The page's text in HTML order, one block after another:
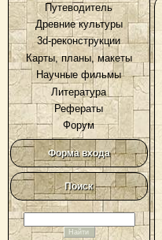
Путеводитель
Древние культуры
3d-реконструкции
Карты, планы, макеты
Научные фильмы
Литература
Рефераты
Форум
Форма входа
Поиск